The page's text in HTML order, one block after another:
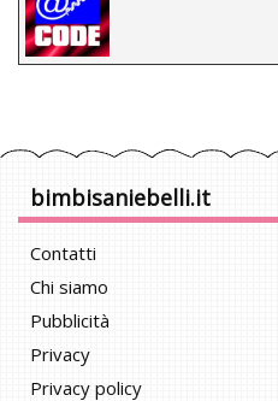
bimbisaniebelli.it
Contatti
Chi siamo
Pubblicità
Privacy
Privacy policy